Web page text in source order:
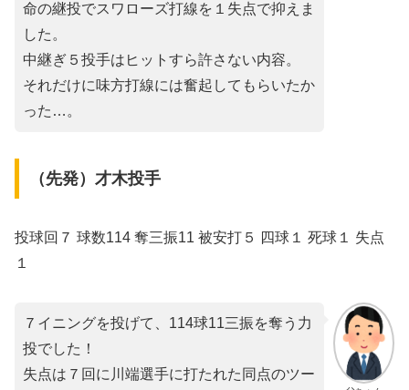
命の継投でスワローズ打線を１失点で抑えま
した。
中継ぎ５投手はヒットすら許さない内容。
それだけに味方打線には奮起してもらいたか
った…。
（先発）才木投手
投球回７ 球数114 奪三振11 被安打５ 四球１ 死球１ 失点
１
７イニングを投げて、114球11三振を奪う力
投でした！
失点は７回に川端選手に打たれた同点のツー